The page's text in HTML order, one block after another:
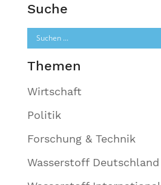
Suche
Themen
Wirtschaft
Politik
Forschung & Technik
Wasserstoff Deutschland